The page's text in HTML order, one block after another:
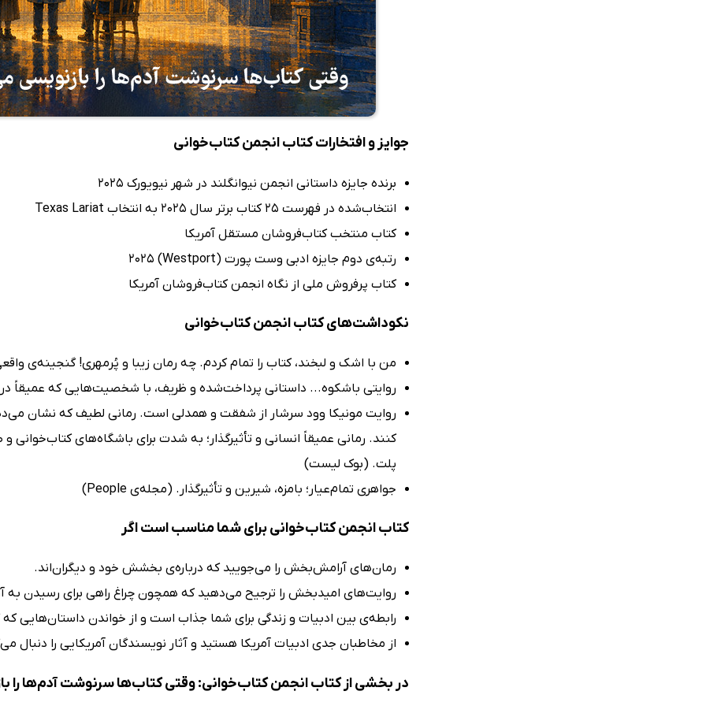
جوایز و افتخارات کتاب انجمن کتاب‌خوانی
برنده جایزه داستانی انجمن نیوانگلند در شهر نیویورک 2025
انتخاب‌شده در فهرست 25 کتاب برتر سال 2025 به انتخاب Texas Lariat
کتاب منتخب کتاب‌فروشان مستقل آمریکا
رتبه‌ی دوم جایزه ادبی وست پورت (Westport) 2025
کتاب پرفروش ملی از نگاه انجمن کتاب‌فروشان آمریکا
نکوداشت‌های کتاب انجمن کتاب‌خوانی
من با اشک و لبخند، کتاب را تمام کردم. چه رمان زیبا و پُرمهری! گنجینه‌ی
روایتی باشکوه... داستانی پرداخت‌شده و ظریف، با شخصیت‌هایی که عمیقاً
روایت مونیکا وود سرشار از شفقت و همدلی است. رمانی لطیف که نشان
کنند. رمانی عمیقاً انسانی و تأثیرگذار؛ به شدت برای باشگاه‌های
پلت. (بوک لیست)
جواهری تمام‌عیار؛ بامزه، شیرین و تأثیرگذار. (مجله‌ی People)
کتاب انجمن کتاب‌خوانی برای شما مناسب است اگر
رمان‌های آرامش‌بخش را می‌جویید که درباره‌ی بخشش خود و دیگران‌اند.
روایت‌های امیدبخش را ترجیح می‌دهید که همچون چراغ راهی برای رسیدن
رابطه‌ی بین ادبیات و زندگی برای شما جذاب است و از خواندن داستان‌هایی
از مخاطبان جدی ادبیات آمریکا هستید و آثار نویسندگان آمریکایی را دنبال
در بخشی از کتاب انجمن کتاب‌خوانی: وقتی کتاب‌ها سرنوشت آدم‌ها را